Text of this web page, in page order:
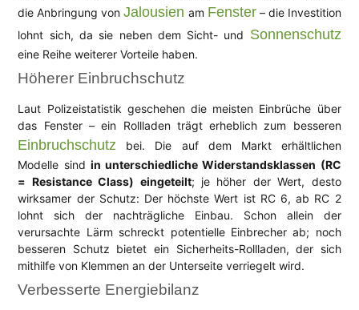
die Anbringung vonJalousien am Fenster– die Investition
lohnt sich, da sie neben dem Sicht- und Sonnenschutz
eine Reihe weiterer Vorteile haben.
Höherer Einbruchschutz
Laut Polizeistatistik geschehen die meisten Einbrüche über
das Fenster – ein Rollladen trägt erheblich zum besseren
Einbruchschutz bei. Die auf dem Markt erhältlichen
Modelle sind in unterschiedliche Widerstandsklassen (RC
= Resistance Class) eingeteilt; je höher der Wert, desto
wirksamer der Schutz: Der höchste Wert ist RC 6, ab RC 2
lohnt sich der nachträgliche Einbau. Schon allein der
verursachte Lärm schreckt potentielle Einbrecher ab; noch
besseren Schutz bietet ein Sicherheits-Rollladen, der sich
mithilfe von Klemmen an der Unterseite verriegelt wird.
Verbesserte Energiebilanz